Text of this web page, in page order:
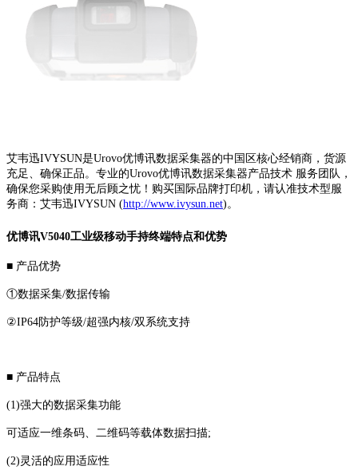
艾韦迅IVYSUN是Urovo优博讯数据采集器的中国区核心经销商，货源
充足、确保正品。专业的Urovo优博讯数据采集器产品技术 服务团队，
确保您采购使用无后顾之忧！购买国际品牌打印机，请认准技术型服
务商：艾韦迅IVYSUN (http://www.ivysun.net)。
优博讯V5040工业级移动手持终端特点和优势
■ 产品优势
①数据采集/数据传输
②IP64防护等级/超强内核/双系统支持
■ 产品特点
(1)强大的数据采集功能
可适应一维条码、二维码等载体数据扫描;
(2)灵活的应用适应性